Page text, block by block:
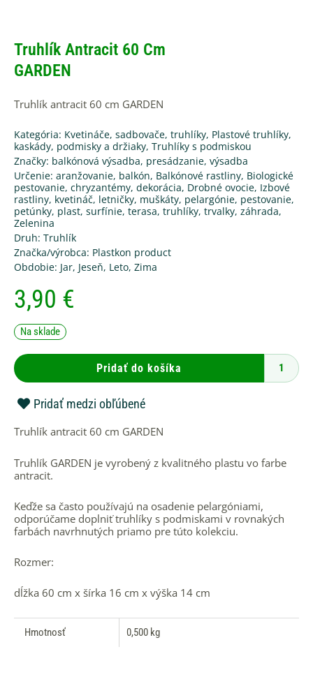
Truhlík Antracit 60 Cm
GARDEN
Truhlík antracit 60 cm GARDEN
Kategória: Kvetináče, sadbovače, truhlíky, Plastové truhlíky,
kaskády, podmisky a držiaky, Truhlíky s podmiskou
Značky: balkónová výsadba, presádzanie, výsadba
Určenie: aranžovanie, balkón, Balkónové rastliny, Biologické
pestovanie, chryzantémy, dekorácia, Drobné ovocie, Izbové
rastliny, kvetináč, letničky, muškáty, pelargónie, pestovanie,
petúnky, plast, surfínie, terasa, truhlíky, trvalky, záhrada,
Zelenina
Druh: Truhlík
Značka/výrobca: Plastkon product
Obdobie: Jar, Jeseň, Leto, Zima
3,90 €
Na sklade
antracit
Pridať do košíka
Pridať medzi obľúbené
Truhlík antracit 60 cm GARDEN
Truhlík GARDEN je vyrobený z kvalitného plastu vo farbe
antracit.
Keďže sa často používajú na osadenie pelargóniami,
odporúčame doplniť truhlíky s podmiskami v rovnakých
farbách navrhnutých priamo pre túto kolekciu.
Rozmer:
dĺžka 60 cm x šírka 16 cm x výška 14 cm
Hmotnosť 0,500 kg